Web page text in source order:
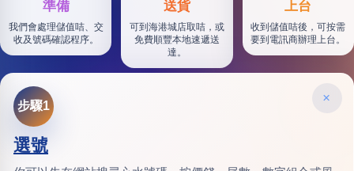
準備
我們會處理儲值咭、交
收及號碼確認程序。
送貨
可到海港城店取咭，或
免費順豐本地速遞送
達。
上台
收到儲值咭後，可按需
要到電訊商辦理上台。
×
步驟1
選號